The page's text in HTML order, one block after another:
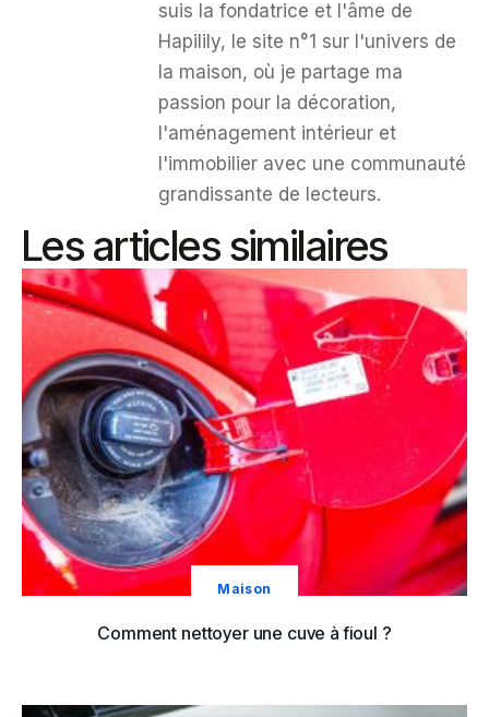
suis la fondatrice et l'âme de
Hapilily, le site n°1 sur l'univers de
la maison, où je partage ma
passion pour la décoration,
l'aménagement intérieur et
l'immobilier avec une communauté
grandissante de lecteurs.
Les articles similaires
Maison
Comment nettoyer une cuve à fioul ?